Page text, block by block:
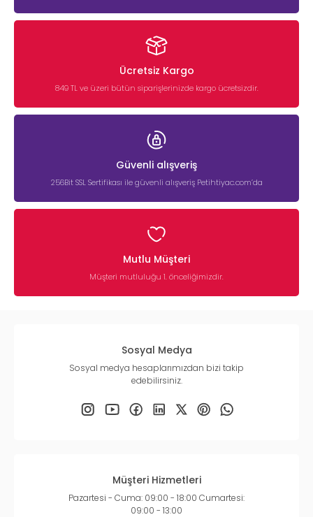
Ücretsiz Kargo
849 TL ve üzeri bütün siparişlerinizde kargo ücretsizdir.
Güvenli alışveriş
256Bit SSL Sertifikası ile güvenli alışveriş Petihtiyac.com’da
Mutlu Müşteri
Müşteri mutluluğu 1. önceliğimizdir.
Sosyal Medya
Sosyal medya hesaplarımızdan bizi takip
edebilirsiniz.
Müşteri Hizmetleri
Pazartesi - Cuma: 09:00 - 18:00 Cumartesi:
09:00 - 13:00